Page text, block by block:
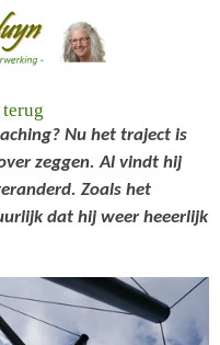
Nu het traject is
zeggen. Al vindt hij
Zoals het
dat hij weer heeerlijk